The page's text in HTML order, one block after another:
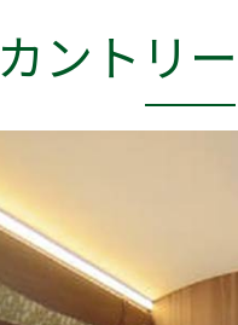
カントリ